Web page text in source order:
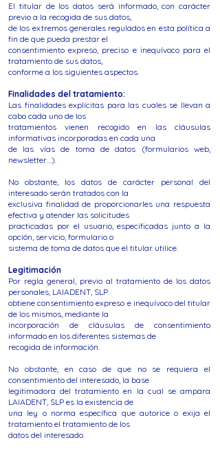
El titular de los datos será informado, con carácter
previo a la recogida de sus datos,
de los extremos generales regulados en esta política a
fin de que pueda prestar el
consentimiento expreso, preciso e inequívoco para el
tratamiento de sus datos,
conforme a los siguientes aspectos.
Finalidades del tratamiento:
Las finalidades explícitas para las cuales se llevan a
cabo cada uno de los
tratamientos vienen recogido en las cláusulas
informativas incorporadas en cada una
de las vías de toma de datos (formularios web,
newsletter…).
No obstante, los datos de carácter personal del
interesado serán tratados con la
exclusiva finalidad de proporcionarles una respuesta
efectiva y atender las solicitudes
practicadas por el usuario, especificadas junto a la
opción, servicio, formulario o
sistema de toma de datos que el titular utilice.
Legitimación
Por regla general, previo al tratamiento de los datos
personales, LAIADENT, SLP
obtiene consentimiento expreso e inequívoco del titular
de los mismos, mediante la
incorporación de cláusulas de consentimiento
informado en los diferentes sistemas de
recogida de información.
No obstante, en caso de que no se requiera el
consentimiento del interesado, la base
legitimadora del tratamiento en la cual se ampara
LAIADENT, SLP es la existencia de
una ley o norma específica que autorice o exija el
tratamiento el tratamiento de los
datos del interesado.